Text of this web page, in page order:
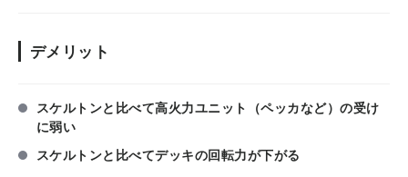
デメリット
スケルトンと比べて高火力ユニット（ペッカなど）の受け
に弱い
スケルトンと比べてデッキの回転力が下がる